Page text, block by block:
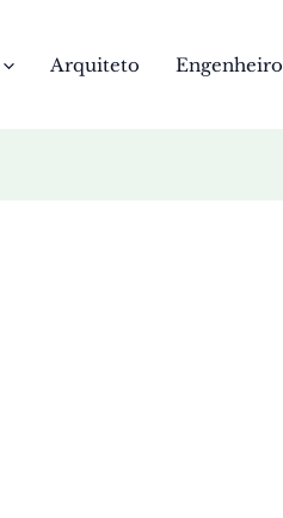
Arquiteto Engenheiro